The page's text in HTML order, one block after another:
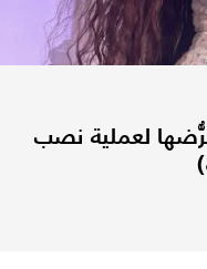
لعملية نصب